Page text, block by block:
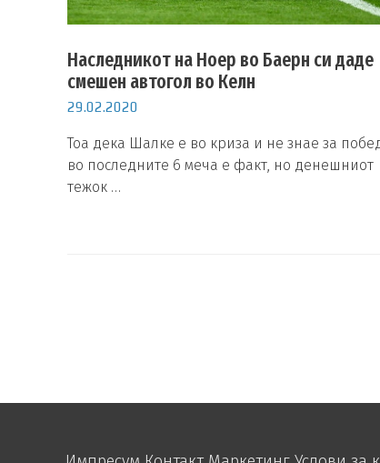
Наследникот на Ноер во Баерн си даде
смешен автогол во Келн
29.02.2020
Тоа дека Шалке е во криза и не знае за
во последните 6 меча е факт, но денешниот
тежок …